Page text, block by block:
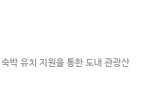
박 유치 지원을 통한 도내 관광산